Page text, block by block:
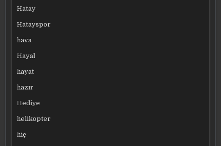
Hatay
Hatayspor
hava
Hayal
hayat
hazır
Hediye
helikopter
hiç